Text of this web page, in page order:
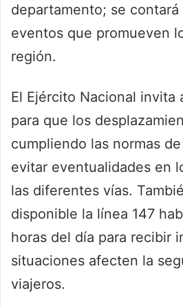
departamento; se
eventos que promueven
región.
El Ejército Nacional invita
para que los
cumpliendo las normas
evitar eventualidades en
las diferentes vías.
disponible la línea 147
horas del día para recibir
situaciones afecten la
viajeros.